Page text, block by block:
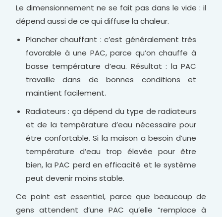
Le dimensionnement ne se fait pas dans le vide : il
dépend aussi de ce qui diffuse la chaleur.
Plancher chauffant : c’est généralement très
favorable à une PAC, parce qu’on chauffe à
basse température d’eau. Résultat : la PAC
travaille dans de bonnes conditions et
maintient facilement.
Radiateurs : ça dépend du type de radiateurs
et de la température d’eau nécessaire pour
être confortable. Si la maison a besoin d’une
température d’eau trop élevée pour être
bien, la PAC perd en efficacité et le système
peut devenir moins stable.
Ce point est essentiel, parce que beaucoup de
gens attendent d’une PAC qu’elle “remplace à